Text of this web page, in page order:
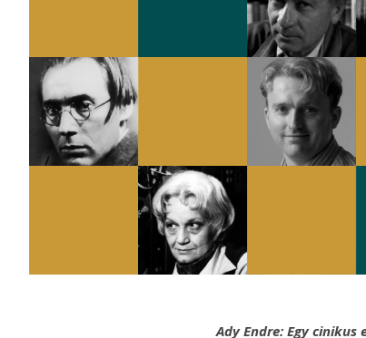
Ady Endre: Egy cinikus